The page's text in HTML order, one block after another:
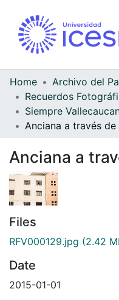
Home
Siempre
Anciana a
Files
RFV000129.jpg (2.42
Date
2015-01-01